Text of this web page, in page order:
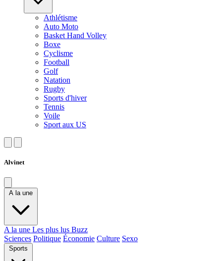
Athlétisme
Auto Moto
Basket Hand Volley
Boxe
Cyclisme
Football
Golf
Natation
Rugby
Sports d'hiver
Tennis
Voile
Sport aux US
Alvinet
A la une
A la une Les plus lus Buzz
Sciences Politique Économie Culture Sexo
Sports